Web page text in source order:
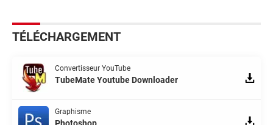
TÉLÉCHARGEMENT
Convertisseur YouTube
TubeMate Youtube Downloader
Graphisme